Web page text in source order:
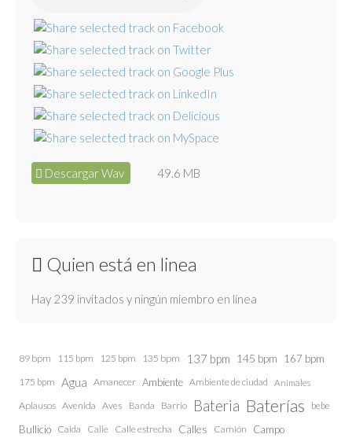
Descargar Wav 49.6 MB
Quien está en linea
Hay 239 invitados y ningún miembro en línea
89 bpm 115 bpm 125 bpm 135 bpm 137 bpm 145 bpm 167 bpm
175 bpm Agua Amanecer Ambiente Ambiente de ciudad Animales
Aplausos Avenida Aves Banda Barrio Bateria Baterías bebe
Bullicio Caida Calle Calle estrecha Calles Camión Campo